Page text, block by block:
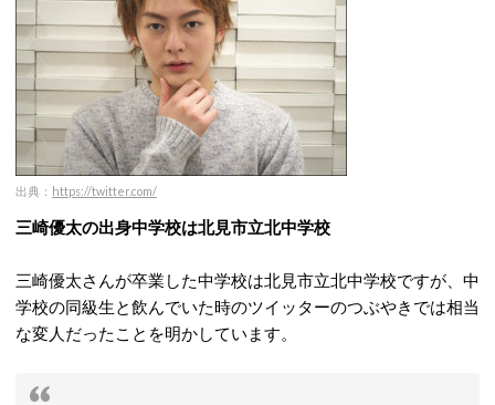
出典： https://twitter.com/
三崎優太の出身中学校は北見市立北中学校
三崎優太さんが卒業した中学校は北見市立北中学校ですが、中
学校の同級生と飲んでいた時のツイッターのつぶやきでは相当
な変人だったことを明かしています。